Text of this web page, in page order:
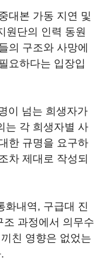
대본 가동 지연 및
원단의 인력 동원
의 구조와 사망에
요하다는 입장입
이 넘는 희생자가
는 각 희생자별 사
한 규명을 요구하
차 제대로 작성되
화내역, 구급대 진
과정에서 의무수
친 영향은 없었는